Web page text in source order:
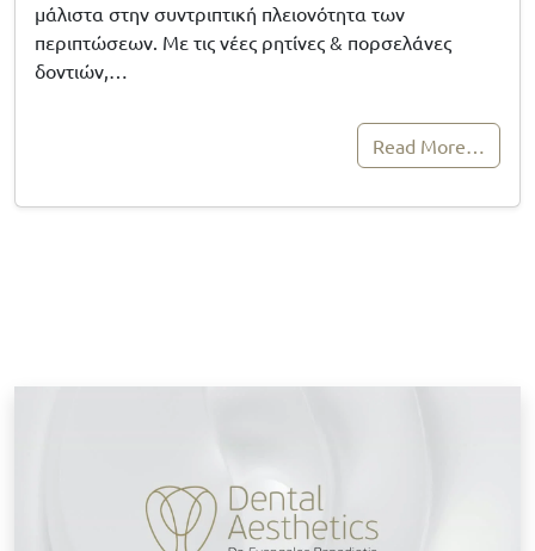
μάλιστα στην συντριπτική πλειονότητα των
περιπτώσεων. Με τις νέες ρητίνες & πορσελάνες
δοντιών,…
Read More…